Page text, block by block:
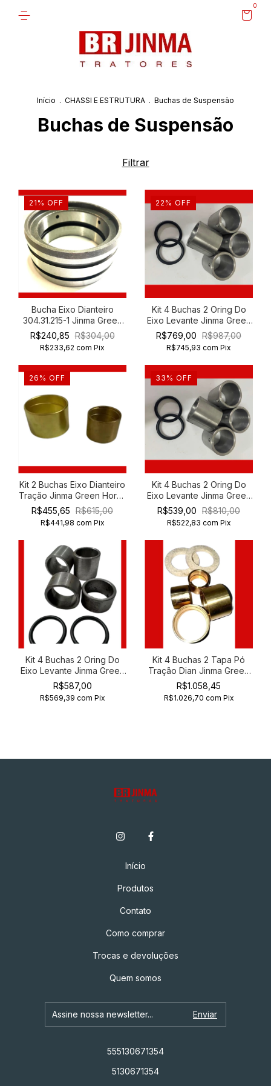
0
Início . CHASSI E ESTRUTURA . Buchas de Suspensão
Buchas de Suspensão
Filtrar
21 % OFF
Bucha Eixo Dianteiro
304.31.215-1 Jinma Green
Horse 354 454
R$240,85 R$304,00
R$233,62 com Pix
22 % OFF
Kit 4 Buchas 2 Oring Do
Eixo Levante Jinma Green
Horse 454
R$769,00 R$987,00
R$745,93 com Pix
26 % OFF
Kit 2 Buchas Eixo Dianteiro
Tração Jinma Green Horse
204 254
R$455,65 R$615,00
R$441,98 com Pix
33 % OFF
Kit 4 Buchas 2 Oring Do
Eixo Levante Jinma Green
Horse 254
R$539,00 R$810,00
R$522,83 com Pix
Kit 4 Buchas 2 Oring Do
Eixo Levante Jinma Green
Horse 254
R$587,00
R$569,39 com Pix
Kit 4 Buchas 2 Tapa Pó
Tração Dian Jinma Green
Horse 204 254
R$1.058,45
R$1.026,70 com Pix
Início
Produtos
Contato
Como comprar
Trocas e devoluções
Quem somos
555130671354
5130671354